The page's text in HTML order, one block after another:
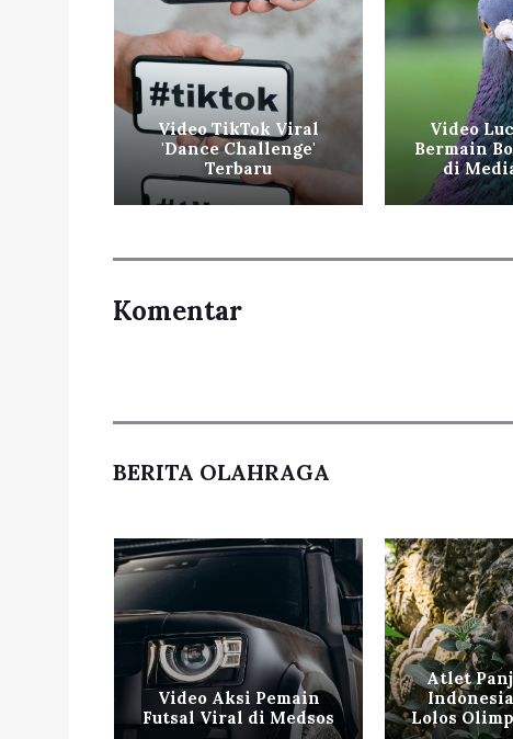
Video TikTok Viral
'Dance Challenge'
Terbaru
Video
Bermain
di
Komentar
BERITA OLAHRAGA
Video Aksi Pemain
Futsal Viral di Medsos
Atlet
Lolos